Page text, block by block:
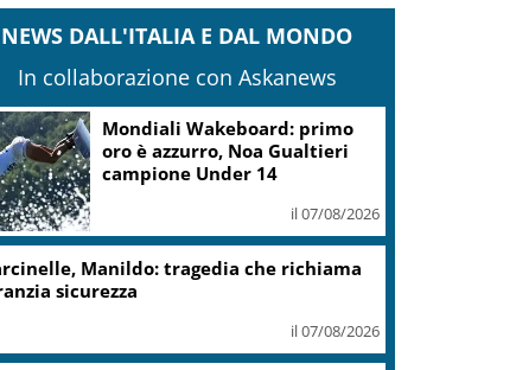
NEWS DALL'ITALIA E DAL MONDO
In collaborazione con Askanews
Mondiali Wakeboard: primo
oro è azzurro, Noa Gualtieri
campione Under 14
il 07/08/2026
Manildo: tragedia che richiama
sicurezza
il 07/08/2026